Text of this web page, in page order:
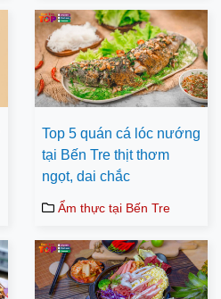
Top 5 quán cá lóc nướng
tại Bến Tre thịt thơm
ngọt, dai chắc
Ẩm thực tại Bến Tre